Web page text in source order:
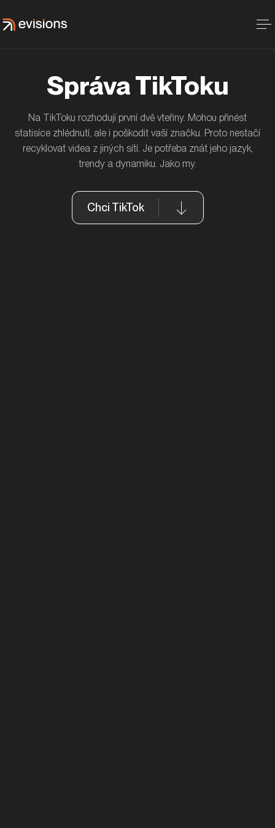
Správa TikToku
Na TikToku rozhodují první dvě vteřiny. Mohou přinést
statisíce zhlédnutí, ale i poškodit vaší značku. Proto nestačí
recyklovat videa z jiných sítí. Je potřeba znát jeho jazyk,
trendy a dynamiku. Jako my.
Chci TikTok
MAN Truck & Bus CZ aneb když fanoušci na
Facebooku tvoří obsah
MAN Truck & Bus Czech Republic
Jak jsme z minerálních hnojiv udělali hot FB
topic
Yara Agri Czech Republic
Sociální kampaně s milionovým dosahem
#kouzloceska
Courtyard by Marriott
Jak jsme rozjeli Instagram účet Zdeňka Staňka
z nuly na sto
Zdeněk Staněk